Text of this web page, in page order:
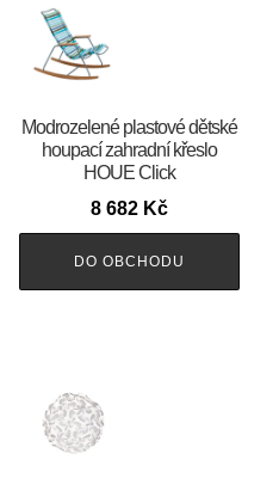
Modrozelené plastové dětské
houpací zahradní křeslo
HOUE Click
8 682 Kč
DO OBCHODU